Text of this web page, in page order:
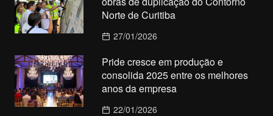
Norte de Curitiba
27/01/2026
Pride cresce em produção e
consolida 2025 entre os melhores
anos da empresa
22/01/2026